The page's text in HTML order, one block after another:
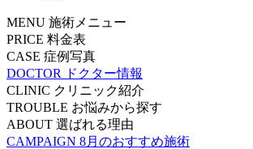
MENU 施術メニュー
PRICE 料金表
CASE 症例写真
DOCTOR
ドクター情報
CLINIC クリニック紹介
TROUBLE お悩みから探す
ABOUT 選ばれる理由
CAMPAIGN 8月のおすすめ施術